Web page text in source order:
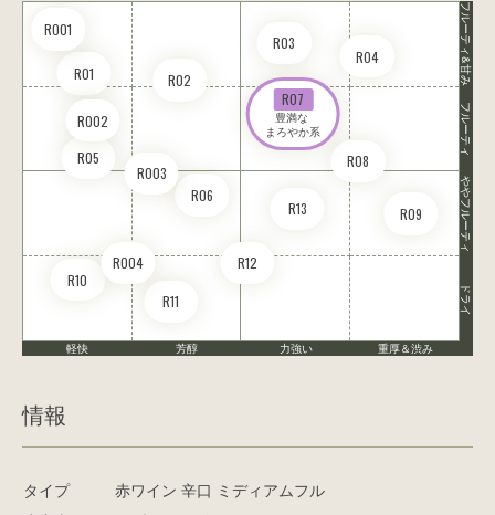
R01 R02
R03
R04
R05
R06
R07
豊満な
まろやか系
R08
R09
R10
R11
R12
R13
RO01
RO02
RO03
RO04
フルーティ&甘み
フルーティ
ややフルーティ
ドライ
軽快 芳醇 力強い 重厚＆渋み
情報
タイプ
赤ワイン 辛口 ミディアムフル